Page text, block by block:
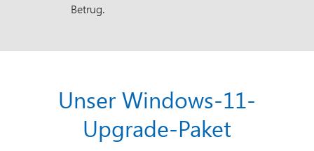
Betrug.
Unser Windows-11-
Upgrade-Paket